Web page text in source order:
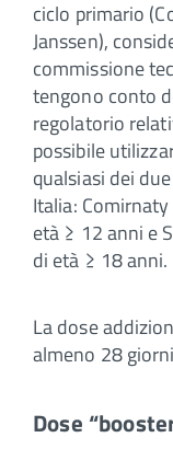
ciclo primario
Janssen),
commissione
tengono conto
regolatorio
possibile
qualsiasi dei
Italia:
età ≥ 12 anni e
di età ≥ 18 anni.
La dose
almeno 28
Dose